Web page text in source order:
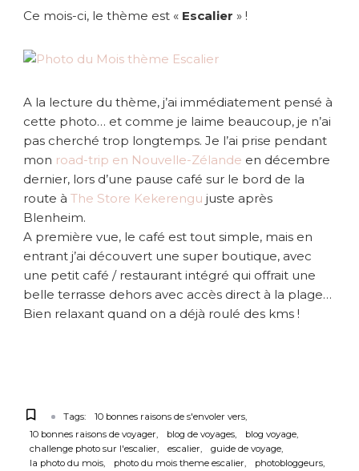
l
Ce mois-ci, le thème est « Escalier » !
A la lecture du thème, j’ai immédiatement pensé à
cette photo… et comme je laime beaucoup, je n’ai
pas cherché trop longtemps. Je l’ai prise pendant
mon road-trip en Nouvelle-Zélande en décembre
dernier, lors d’une pause café sur le bord de la
route à The Store Kekerengu juste après
Blenheim.
A première vue, le café est tout simple, mais en
entrant j’ai découvert une super boutique, avec
une petit café / restaurant intégré qui offrait une
belle terrasse dehors avec accès direct à la plage…
Bien relaxant quand on a déjà roulé des kms !
Tags:
10 bonnes raisons de s'envoler vers
10 bonnes raisons de voyager
blog de voyages
blog voyage
challenge photo sur l'escalier
escalier
guide de voyage
la photo du mois
photo du mois theme escalier
photobloggeurs